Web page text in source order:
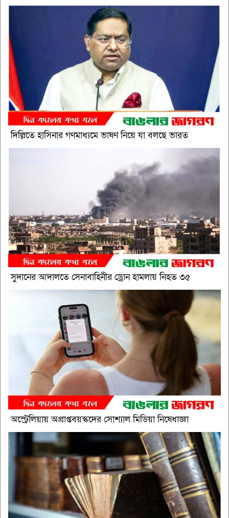
দিল্লিতে হাসিনার গণমাধ্যমে ভাষণ নিয়ে যা বলছে ভারত
সুদানের আদালতে সেনাবাহিনীর ড্রোন হামলায় নিহত ৩৫
অস্ট্রেলিয়ায় অপ্রাপ্তবয়স্কদের সোশ্যাল মিডিয়া নিষেধাজ্ঞা